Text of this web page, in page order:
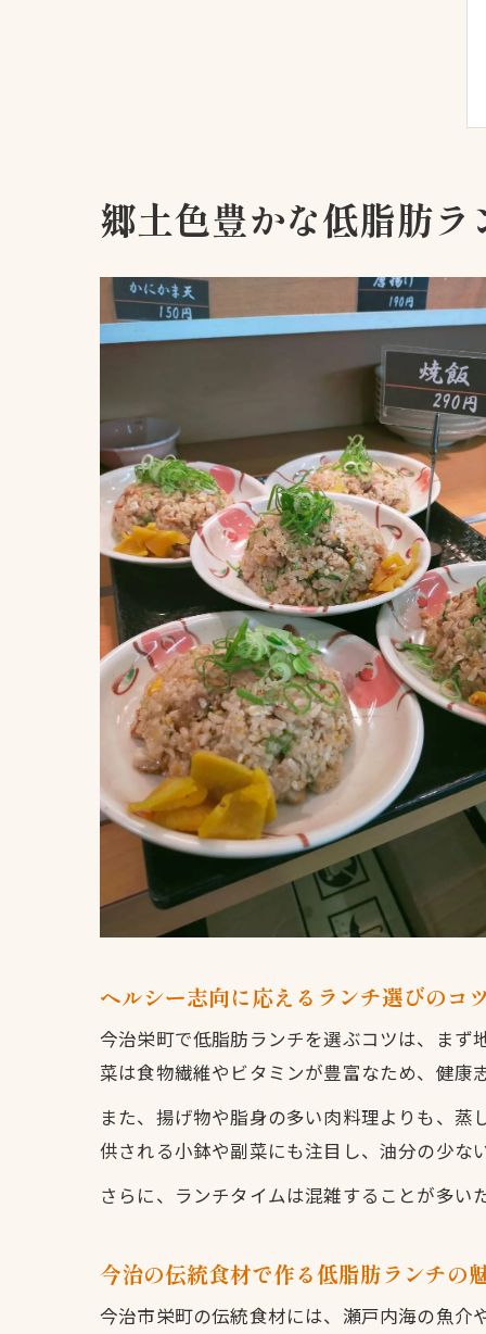
郷土色豊かな低脂肪
ヘルシー志向に応えるランチ選びのコツ
今治栄町で低脂肪ランチを選ぶコツは、ま
菜は食物繊維やビタミンが豊富なため、健康
また、揚げ物や脂身の多い肉料理よりも、
供される小鉢や副菜にも注目し、油分の少な
さらに、ランチタイムは混雑することが多い
今治の伝統食材で作る低脂肪ランチの
今治市栄町の伝統食材には、瀬戸内海の魚介